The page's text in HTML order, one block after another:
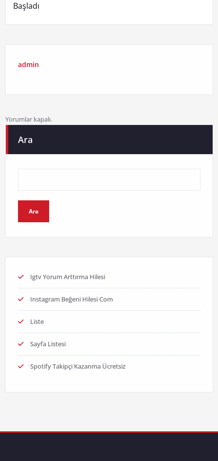
Başladı
admin
Yorumlar kapalı.
Ara
Ara
Igtv Yorum Arttırma Hilesi
Instagram Beğeni Hilesi Com
Liste
Sayfa Listesi
Spotify Takipçi Kazanma Ücretsiz